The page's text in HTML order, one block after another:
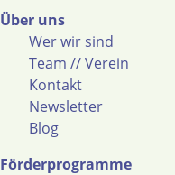
Über uns
Wer wir sind
Team // Verein
Kontakt
Newsletter
Blog
Förderprogramme